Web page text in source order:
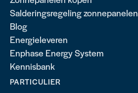
Salderingsregeling zonnepanelen
Blog
Energieleveren
Enphase Energy System
Kennisbank
PARTICULIER